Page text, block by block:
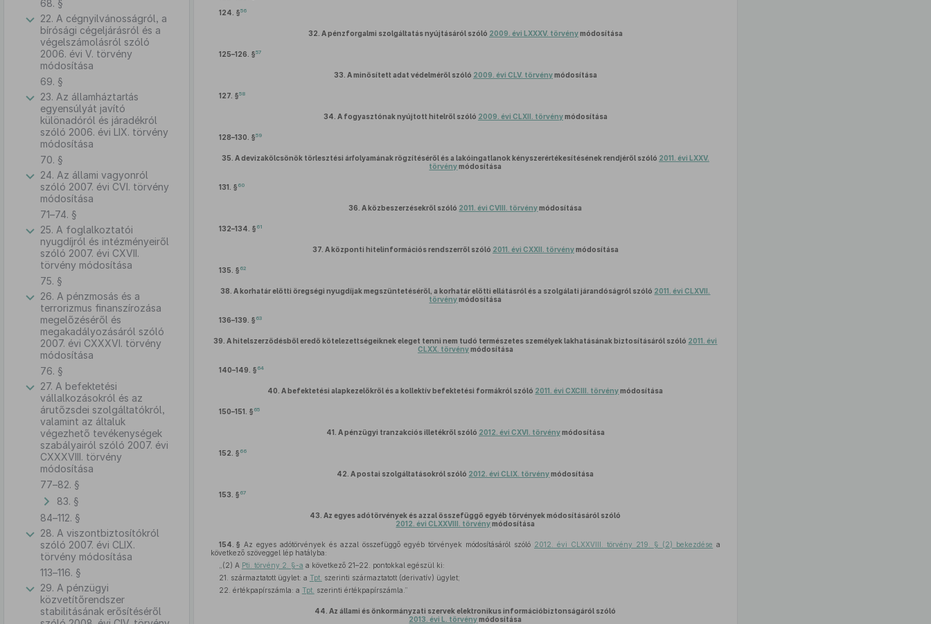
68. §
22. A cégnyilvánosságról, a
bírósági cégeljárásról és a
végelszámolásról szóló
2006. évi V. törvény
módosítása
69. §
23. Az államháztartás
egyensúlyát javító
különadóról és járadékról
szóló 2006. évi LIX. törvény
módosítása
70. §
24. Az állami vagyonról
szóló 2007. évi CVI. törvény
módosítása
71–74. §
25. A foglalkoztatói
nyugdíjról és intézményeiről
szóló 2007. évi CXVII.
törvény módosítása
75. §
26. A pénzmosás és a
terrorizmus finanszírozása
megelőzéséről és
megakadályozásáról szóló
2007. évi CXXXVI. törvény
módosítása
76. §
27. A befektetési
vállalkozásokról és az
árutőzsdei szolgáltatókról,
valamint az általuk
végezhető tevékenységek
szabályairól szóló 2007. évi
CXXXVIII. törvény
módosítása
77–82. §
83. §
84–112. §
28. A viszontbiztosítókról
szóló 2007. évi CLIX.
törvény módosítása
113–116. §
29. A pénzügyi
közvetítőrendszer
stabilitásának erősítéséről
124. §56
32. A pénzforgalmi szolgáltatás nyújtásáról szóló 2009. évi LXXXV. törvénymódosítása
125–126. §57
33. A minősített adat védelméről szóló 2009. évi CLV. törvénymódosítása
127. §58
34. A fogyasztónak nyújtott hitelről szóló 2009. évi CLXII. törvénymódosítása
128–130. §59
35. A devizakölcsönök törlesztési árfolyamának rögzítéséről és a lakóingatlanok kényszerértékesítésének rendjéről szóló 2011. évi LXXV.
törvénymódosítása
131. § 60
36. A közbeszerzésekről szóló 2011. évi CVIII. törvénymódosítása
132–134. § 61
37. A központi hitelinformációs rendszerről szóló 2011. évi CXXII. törvénymódosítása
135. § 62
38. A korhatár előtti öregségi nyugdíjak megszüntetéséről, a korhatár előtti ellátásról és a szolgálati járandóságról szóló 2011. évi CLXVII.
törvénymódosítása
136–139. § 63
39. A hitelszerződésből eredő kötelezettségeiknek eleget tenni nem tudó természetes személyek lakhatásának biztosításáról szóló 2011. évi
CLXX. törvénymódosítása
140–149. § 64
40. A befektetési alapkezelőkről és a kollektív befektetési formákról szóló 2011. évi CXCIII. törvénymódosítása
150–151. § 65
41. A pénzügyi tranzakciós illetékről szóló 2012. évi CXVI. törvénymódosítása
152. § 66
42. A postai szolgáltatásokról szóló 2012. évi CLIX. törvénymódosítása
153. § 67
43. Az egyes adótörvények és azzal összefüggő egyéb törvények módosításáról szóló
2012. évi CLXXVIII. törvénymódosítása
154. § Az egyes adótörvények és azzal összefüggő egyéb törvények módosításáról szóló 2012. évi CLXXVIII. törvény 219. § (2) bekezdése a
következő szöveggel lép hatályba:
„(2) A Pti. törvény 2. §-a a következő 21–22. pontokkal egészül ki:
21. származtatott ügylet: a Tpt. szerinti származtatott (derivatív) ügylet;
22. értékpapírszámla: a Tpt. szerinti értékpapírszámla.”
44. Az állami és önkormányzati szervek elektronikus információbiztonságáról szóló
2013. évi L. törvénymódosítása